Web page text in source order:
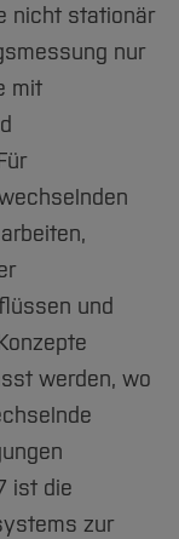
nicht stationär
nur
mit
und
werden, wo
ist die
zur